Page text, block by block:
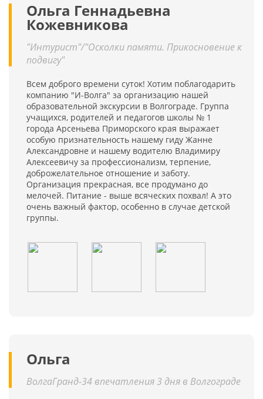
Ольга Геннадьевна
Кожевникова
"Интурист"/"Осколки памяти. Прикосновение к
подвигу"
Всем доброго времени суток! Хотим поблагодарить
компанию "И-Волга" за организацию нашей
образовательной экскурсии в Волгограде. Группа
учащихся, родителей и педагогов школы № 1
города Арсеньева Приморского края выражает
особую признательность нашему гиду Жанне
Александровне и нашему водителю Владимиру
Алексеевичу за профессионализм, терпение,
доброжелательное отношение и заботу.
Организация прекрасная, все продумано до
мелочей. Питание - выше всяческих похвал! А это
очень важный фактор, особенно в случае детской
группы.
Ольга
ВолгаГранд-34 впечатления 3 дня в Волгограде